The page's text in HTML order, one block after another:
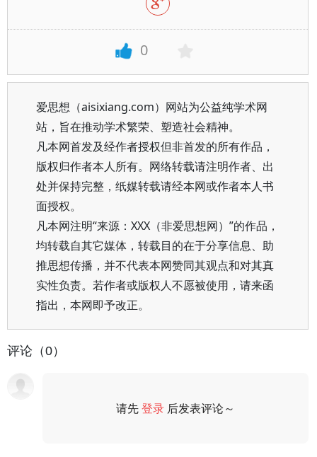
0
爱思想（aisixiang.com）网站为公益纯学术网
站，旨在推动学术繁荣、塑造社会精神。
凡本网首发及经作者授权但非首发的所有作品，
版权归作者本人所有。网络转载请注明作者、出
处并保持完整，纸媒转载请经本网或作者本人书
面授权。
凡本网注明“来源：XXX（非爱思想网）”的作品，
均转载自其它媒体，转载目的在于分享信息、助
推思想传播，并不代表本网赞同其观点和对其真
实性负责。若作者或版权人不愿被使用，请来函
指出，本网即予改正。
评论（0）
请先登录 后发表评论～